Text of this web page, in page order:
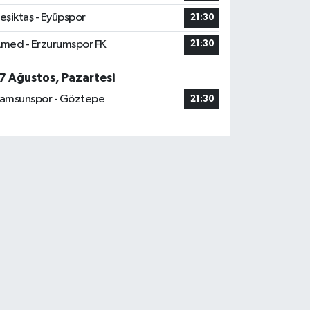
- Eyüpspor 21:30
- Erzurumspor FK 21:30
Ağustos, Pazartesi
- Göztepe
21:30